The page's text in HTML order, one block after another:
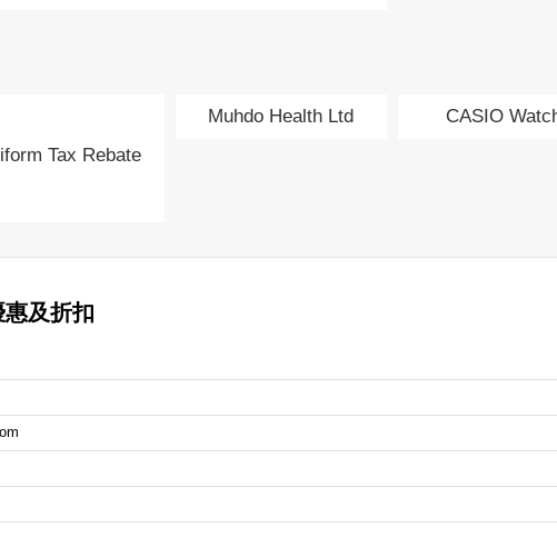
Tax Rebate
Muhdo Health Ltd CASIO
及折扣